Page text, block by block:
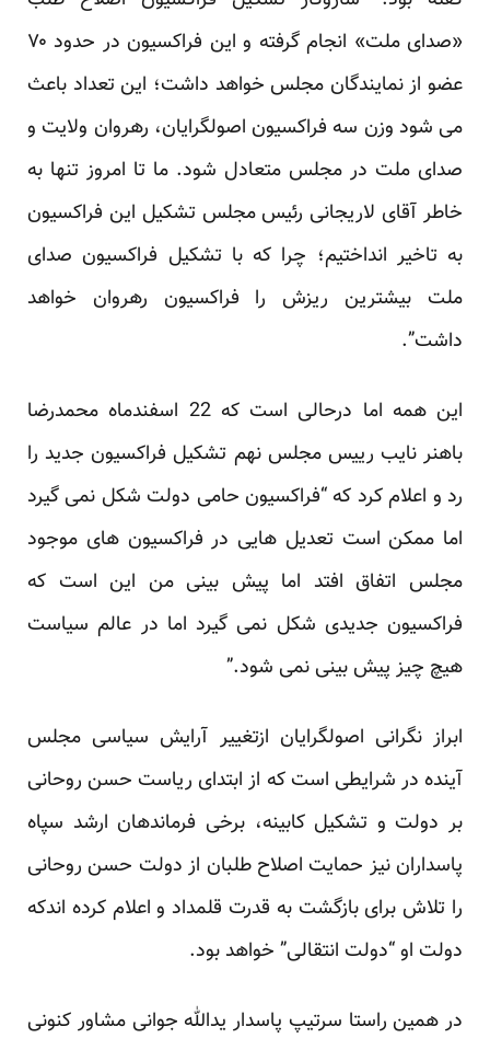
«صدای ملت» انجام گرفته و این فراکسیون در حدود ۷۰
عضو از نمایندگان مجلس خواهد داشت؛ این تعداد باعث
می شود وزن سه فراکسیون اصولگرایان، رهروان ولایت و
صدای ملت در مجلس متعادل شود. ما تا امروز تنها به
خاطر آقای لاریجانی رئیس مجلس تشکیل این فراکسیون
به تاخیر انداختیم؛ چرا که با تشکیل فراکسیون صدای
ملت بیشترین ریزش را فراکسیون رهروان خواهد
داشت”.
این همه اما درحالی است که 22 اسفندماه محمدرضا
باهنر نایب رییس مجلس نهم تشکیل فراکسیون جدید را
رد و اعلام کرد که “فراکسیون حامی دولت شکل نمی گیرد
اما ممکن است تعدیل هایی در فراکسیون های موجود
مجلس اتفاق افتد اما پیش بینی من این است که
فراکسیون جدیدی شکل نمی گیرد اما در عالم سیاست
هیچ چیز پیش بینی نمی شود.”
ابراز نگرانی اصولگرایان ازتغییر آرایش سیاسی مجلس
آینده در شرایطی است که از ابتدای ریاست حسن روحانی
بر دولت و تشکیل کابینه، برخی فرماندهان ارشد سپاه
پاسداران نیز حمایت اصلاح طلبان از دولت حسن روحانی
را تلاش برای بازگشت به قدرت قلمداد و اعلام کرده اندکه
دولت او “دولت انتقالی” خواهد بود.
در همین راستا سرتیپ پاسدار یدالله جوانی مشاور کنونی